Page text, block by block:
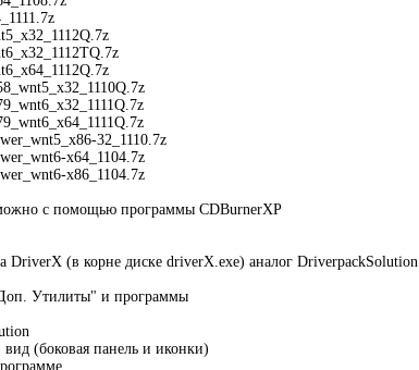
32_1110.7z
x64_1104.7z
x86_1104.7z
с помощью программы CDBurnerXP
DriverX (в корне диске driverX.exe) аналог DriverpackSolution
Утилиты" и программы
(боковая панель и иконки)